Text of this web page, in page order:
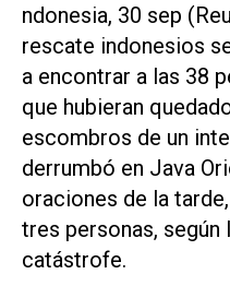
ndonesia, 30 sep
rescate indonesios
a encontrar a las 38
que hubieran
escombros de un
derrumbó en Java
oraciones de la
tres personas,
catástrofe.